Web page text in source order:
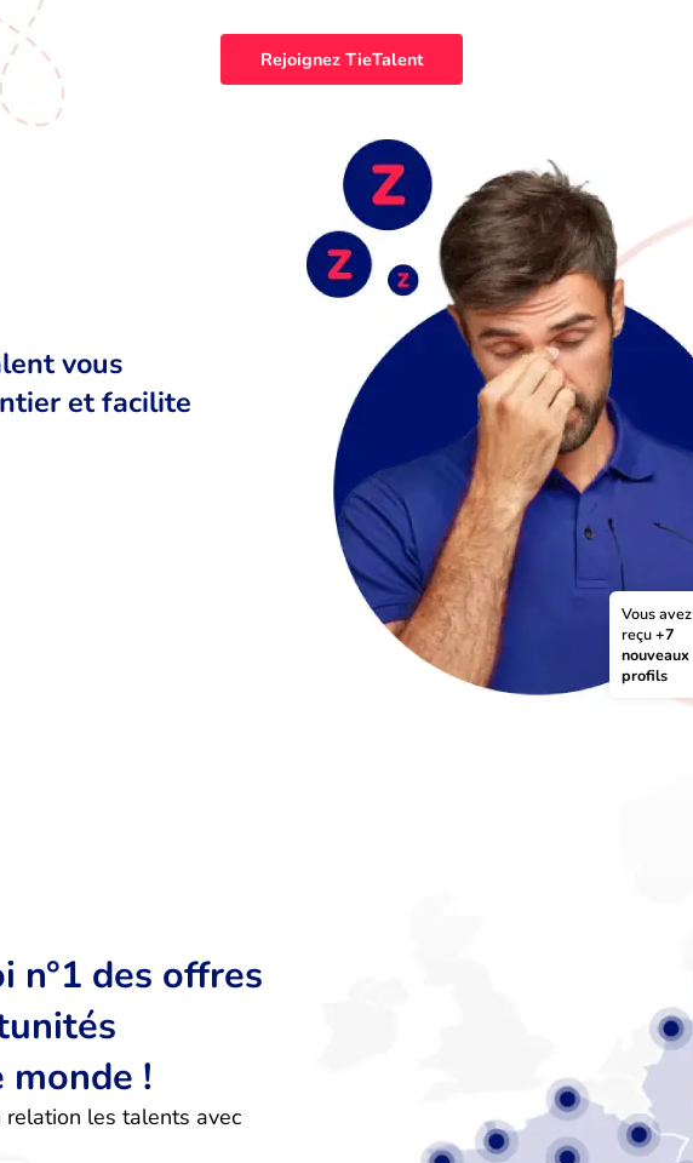
Rejoignez TieTalent
Vous avez
reçu +7
nouveaux
profils
vous
et facilite
n°1 des offres
!
les talents avec